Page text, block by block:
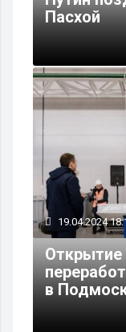
Пасхой
19.04.2024
Открытие
в